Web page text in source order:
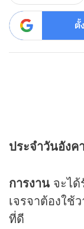
ตั้
ประจำวันอังค
การงาน จะไ
เจรจาต้องใช้
ที่ดี